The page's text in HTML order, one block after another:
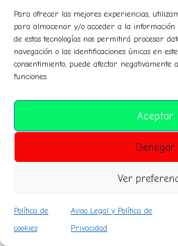
Para ofrecer las mejores experiencias,
para almacenar y/o acceder a la información
de estas tecnologías nos permitirá procesar
navegación o las identificaciones únicas en
consentimiento, puede afectar negativamente
funciones.
Aceptar
Denegar
Ver
Política de
cookies
Aviso Legal y Política de
Privacidad
ascenso a la Liga
con solo algunas
cualquier error podría
1212794con Forest
Descenso a Oro: Los
puestosdel 11 al 24
descenso a la Liga
nutella_85con
Sutton United,
convirtiendo en una
muchos equipos,